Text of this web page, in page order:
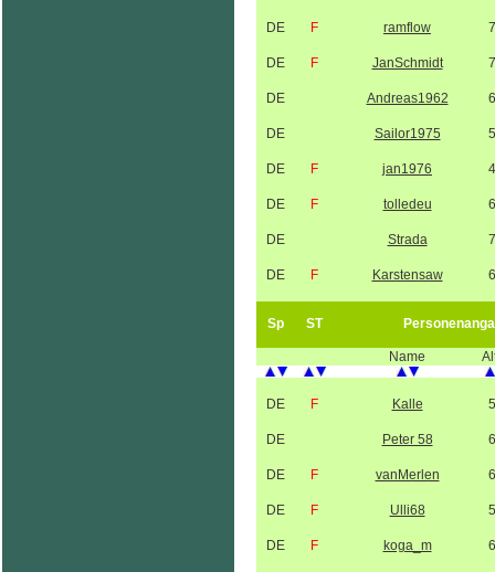
DE F ramflow
DE F JanSchmidt
DE Andreas1962
DE Sailor1975
DE F jan1976
DE F tolledeu
DE Strada
DE F Karstensaw
Sp ST
Name
DE F Kalle
DE Peter 58
DE F vanMerlen
DE F Ulli68
DE F koga_m